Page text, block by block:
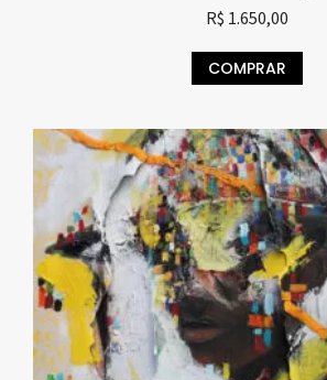
R$ 1.650,00
COMPRAR